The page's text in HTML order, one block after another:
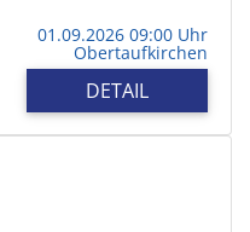
01.09.2026 09:00 Uhr
Obertaufkirchen
DETAIL